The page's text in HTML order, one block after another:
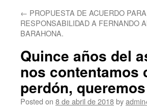
content
← PROPUESTA DE ACUERDO
RESPONSABILIDAD A FERNANDO
BARAHONA.
Quince años del
nos contentamos
perdón,
Posted on 8 de abril de 2018by